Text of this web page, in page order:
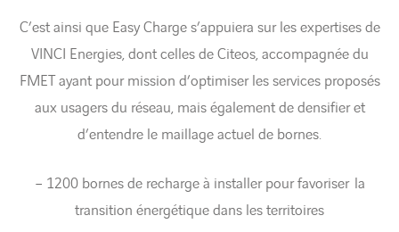
C’est ainsi que Easy Charge s’appuiera sur les expertises de
VINCI Energies, dont celles de Citeos, accompagnée du
FMET ayant pour mission d’optimiser les services proposés
aux usagers du réseau, mais également de densifier et
d’entendre le maillage actuel de bornes.
– 1200 bornes de recharge à installer pour favoriser la
transition énergétique dans les territoires